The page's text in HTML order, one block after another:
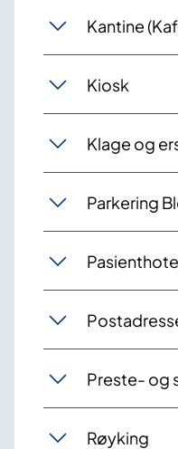
Kantine
Kiosk
Klage og
Parkering
Preste- og
Røyking